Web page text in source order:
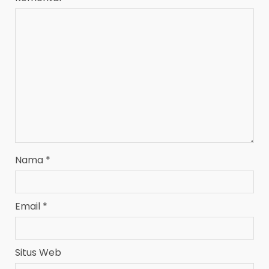
Nama *
Email *
Situs Web